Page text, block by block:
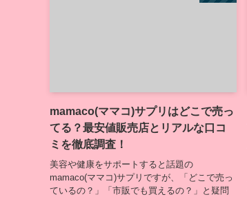
mamaco(ママコ)サプリはどこで売っ
てる？最安値販売店とリアルな口コ
ミを徹底調査！
美容や健康をサポートすると話題の
mamaco(ママコ)サプリですが、「どこで売っ
ているの？」「市販でも買えるの？」と疑問